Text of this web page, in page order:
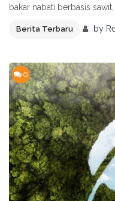
bakar nabati berbasis sawit,
Berita Terbaru by
0